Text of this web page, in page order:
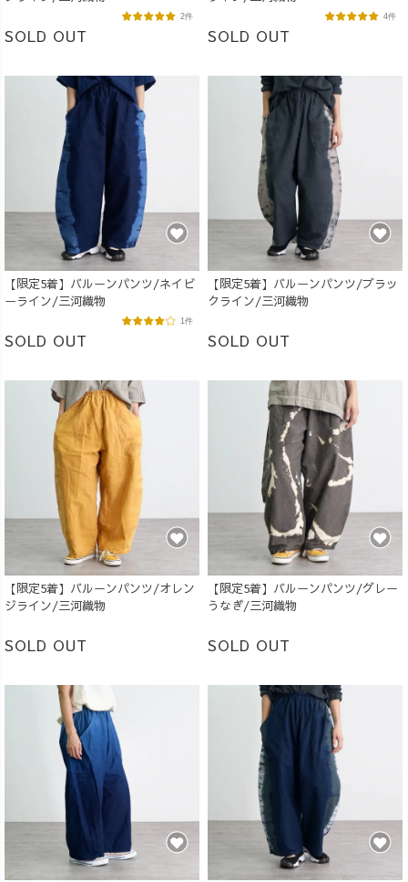
SOLD OUT
2件
SOLD OUT
4件
【限定5着】バルーンパンツ/ネイビ
ーライン/三河織物
SOLD OUT
1件
【限定5着】バルーンパンツ/ブラッ
クライン/三河織物
SOLD OUT
【限定5着】バルーンパンツ/オレン
ジライン/三河織物
SOLD OUT
【限定5着】バルーンパンツ/グレー
うなぎ/三河織物
SOLD OUT